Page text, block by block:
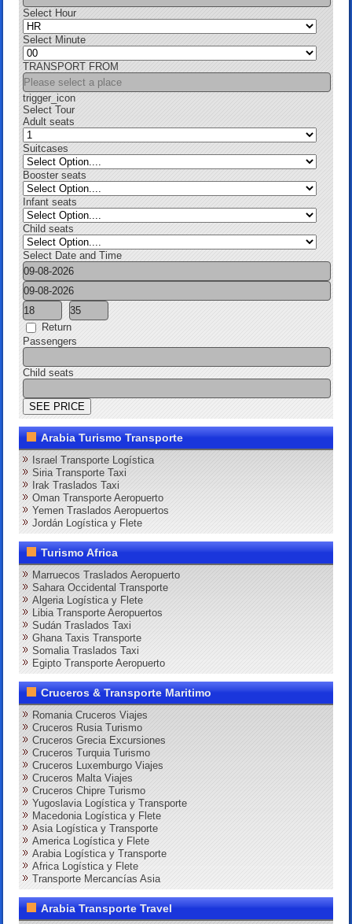
Select Hour
Select Minute
TRANSPORT FROM
trigger_icon
Select Tour
Adult seats
Suitcases
Booster seats
Infant seats
Child seats
Select Date and Time
Return
Passengers
Child seats
Arabia Turismo Transporte
Israel Transporte Logística
Siria Transporte Taxi
Irak Traslados Taxi
Oman Transporte Aeropuerto
Yemen Traslados Aeropuertos
Jordán Logística y Flete
Turismo Africa
Marruecos Traslados Aeropuerto
Sahara Occidental Transporte
Algeria Logística y Flete
Libia Transporte Aeropuertos
Sudán Traslados Taxi
Ghana Taxis Transporte
Somalia Traslados Taxi
Egipto Transporte Aeropuerto
Cruceros & Transporte Maritimo
Romania Cruceros Viajes
Cruceros Rusia Turismo
Cruceros Grecia Excursiones
Cruceros Turquia Turismo
Cruceros Luxemburgo Viajes
Cruceros Malta Viajes
Cruceros Chipre Turismo
Yugoslavia Logística y Transporte
Macedonia Logística y Flete
Asia Logística y Transporte
America Logística y Flete
Arabia Logística y Transporte
Africa Logística y Flete
Transporte Mercancías Asia
Arabia Transporte Travel